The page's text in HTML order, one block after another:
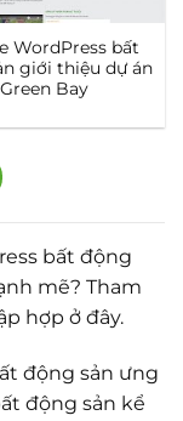
WordPress bất
giới thiệu dự án
Green Bay
bất động
mẽ? Tham
hợp ở đây.
động sản ưng
động sản kể